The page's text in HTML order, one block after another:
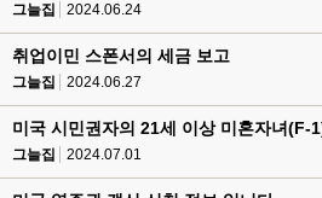
그늘집 2024.06.24
취업이민 스폰서의 세금 보고
그늘집 2024.06.27
미국 시민권자의 21세 이상 미혼자녀(F-
그늘집 2024.07.01